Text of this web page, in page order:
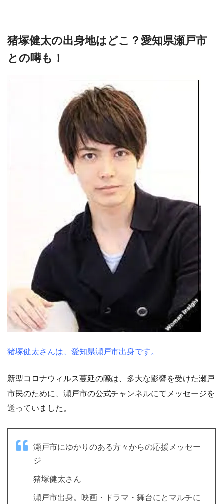
猪塚健太の出身地はどこ？愛知県瀬戸市
との噂も！
猪塚健太さんは、愛知県瀬戸市出身です。
新型コロナウィルス蔓延の際は、多大な影響を受けた瀬戸
市民のために、瀬戸市の公式チャンネルにてメッセージを
送っていました。
瀬戸市にゆかりのある方々からの応援メッセー
ジ
猪塚健太さん
瀬戸市出身。映画・ドラマ・舞台にとマルチに